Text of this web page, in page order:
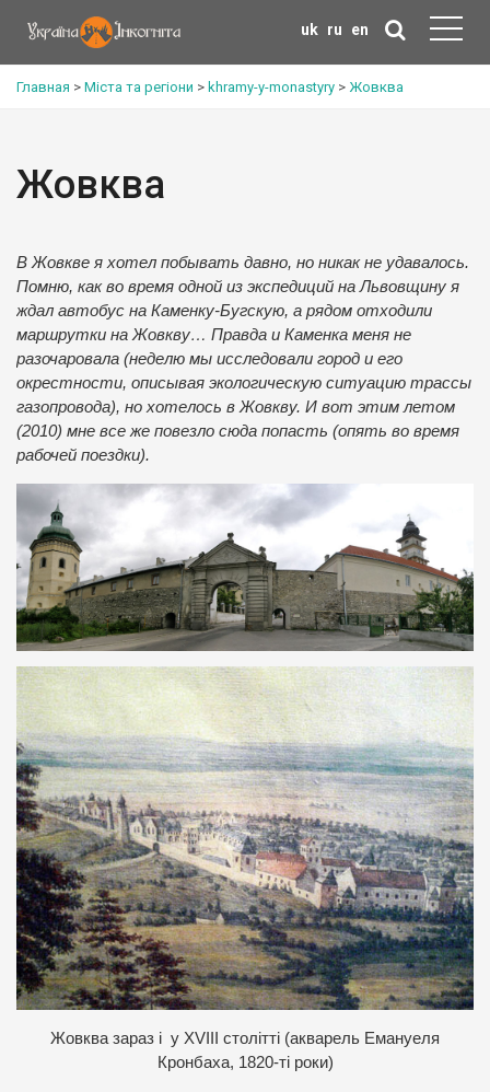
uk ru en
Главная > Міста та регіони > khramy-y-monastyry > Жовква
Жовква
В Жовкве я хотел побывать давно, но никак не удавалось.
Помню, как во время одной из экспедиций на Львовщину я
ждал автобус на Каменку-Бугскую, а рядом отходили
маршрутки на Жовкву… Правда и Каменка меня не
разочаровала (неделю мы исследовали город и его
окрестности, описывая экологическую ситуацию трассы
газопровода), но хотелось в Жовкву. И вот этим летом
(2010) мне все же повезло сюда попасть (опять во время
рабочей поездки).
Жовква зараз і у ХVIII столітті (акварель Емануеля
Кронбаха, 1820-ті роки)